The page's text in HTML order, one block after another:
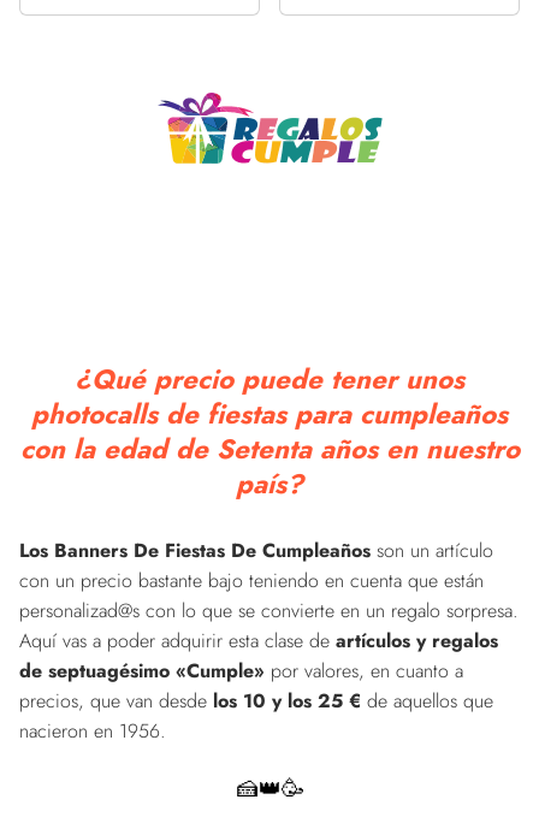
Decoración 18 Años
50 Cumpleaños Fiesta
¿Qué precio puede tener unos
photocalls de fiestas para cumpleaños
con la edad de Setenta años en nuestro
país?
Los Banners De Fiestas De Cumpleaños son un artículo
con un precio bastante bajo teniendo en cuenta que están
personalizad@s con lo que se convierte en un regalo sorpresa.
Aquí vas a poder adquirir esta clase de artículos y regalos
de septuagésimo «Cumple» por valores, en cuanto a
precios, que van desde los 10 y los 25 € de aquellos que
nacieron en 1956.
🍰👑🥳